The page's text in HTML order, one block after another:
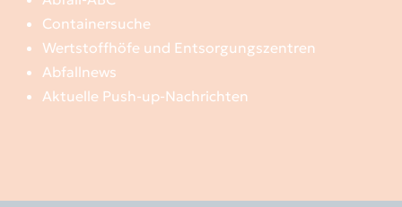
Containersuche
Wertstoffhöfe und Entsorgungszentren
Abfallnews
Aktuelle Push-up-Nachrichten